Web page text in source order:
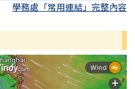
學務處「常用連結」完整內容